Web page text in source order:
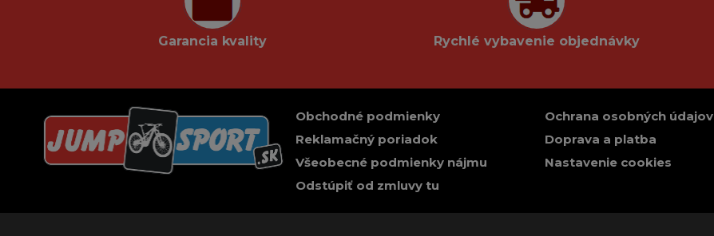
Garancia kvality Rychlé vybavenie objednávky
Obchodné podmienky
Reklamačný poriadok
Všeobecné podmienky nájmu
Odstúpiť od zmluvy tu
Ochrana osobných údajov
Doprava a platba
Nastavenie cookies